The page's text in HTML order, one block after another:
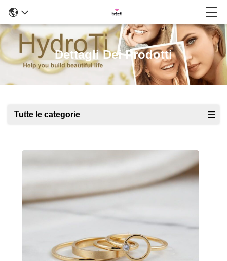
Dettagli Dei Prodotti
Tutte le categorie